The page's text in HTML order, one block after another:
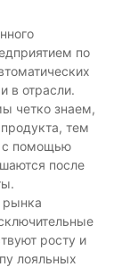
по
в отрасли.
четко знаем,
тем
с помощью
после
рынка
росту и
лояльных